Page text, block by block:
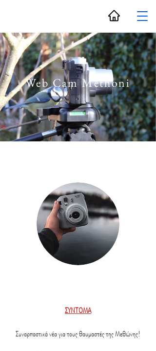
Web Cam Methoni
ΣΥΝΤΟΜΑ
Συναρπαστικά νέα για τους θαυμαστές της Μεθώνης!